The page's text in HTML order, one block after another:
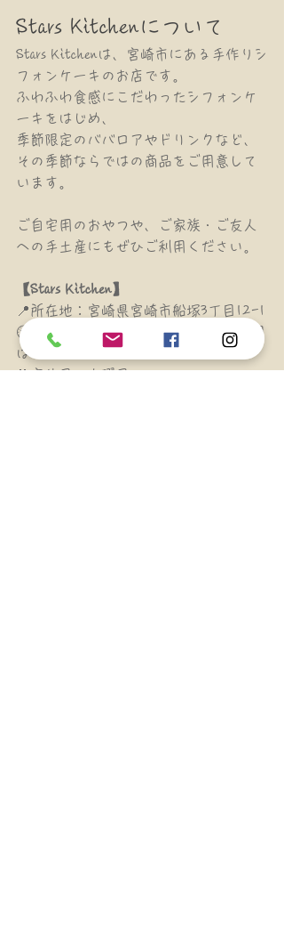
Stars Kitchenについて
Stars Kitchenは、宮崎市にある手作りシ
フォンケーキのお店です。
ふわふわ食感にこだわったシフォンケ
ーキをはじめ、
季節限定のババロアやドリンクなど、
その季節ならではの商品をご用意して
います。
ご自宅用のおやつや、ご家族・ご友人
への手土産にもぜひご利用ください。
【Stars Kitchen】
📍所在地：宮崎県宮崎市船塚3丁目12-1
🕙営業時間：10:00～21:00（土・日曜日
は19:00まで）
🎌定休日：水曜日